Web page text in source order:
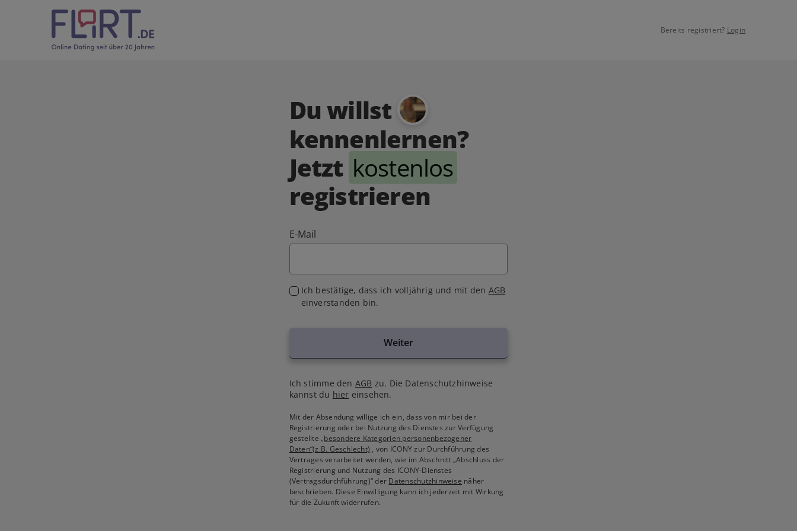
Bereits registriert? Login
Du willst
kennenlernen?
Jetzt kostenlos
registrieren
E-Mail
Ich bestätige, dass ich volljährig und mit den AGB
einverstanden bin.
Weiter
Ich stimme den AGB zu. Die Datenschutzhinweise
kannst du hier einsehen.
Mit der Absendung willige ich ein, dass von mir bei der
Registrierung oder bei Nutzung des Dienstes zur Verfügung
gestellte„besondere Kategorien personenbezogener
Daten“(z.B. Geschlecht) , von ICONY zur Durchführung des
Vertrages verarbeitet werden, wie im Abschnitt „Abschluss der
Registrierung und Nutzung des ICONY-Dienstes
(Vertragsdurchführung)“ der Datenschutzhinweise näher
beschrieben. Diese Einwilligung kann ich jederzeit mit Wirkung
für die Zukunft widerrufen.